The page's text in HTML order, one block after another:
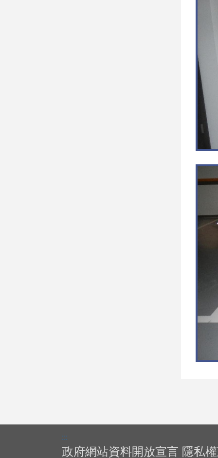
:::
政府網站資料開放宣言 隱私